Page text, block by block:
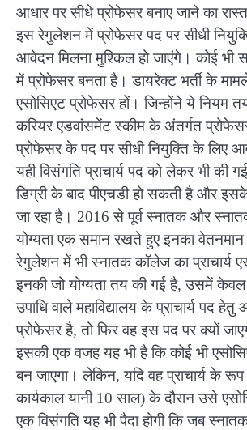
आधार पर सीधे प्रोफेसर बनाए जाने का
इस रेगुलेशन में प्रोफेसर पद पर सीधी
आवेदन मिलना मुश्किल हो जाएंगे। कोई
में प्रोफेसर बनता है। डायरेक्ट भर्ती के
एसोसिएट प्रोफेसर हों। जिन्होंने ये नियम
करियर एडवांसमेंट स्कीम के अंतर्गत
प्रोफेसर के पद पर सीधी नियुक्ति के लिए
यही विसंगति प्राचार्य पद को लेकर भी
डिग्री के बाद पीएचडी हो सकती है और
जा रहा है। 2016 से पूर्व स्नातक और
योग्यता एक समान रखते हुए इनका वेतनमान
रेगुलेशन में भी स्नातक कॉलेज का प्राचार्य
इनकी जो योग्यता तय की गई है, उसमें केवल
उपाधि वाले महाविद्यालय के प्राचार्य पद
प्रोफेसर है, तो फिर वह इस पद पर क्यों
इसकी एक वजह यह भी है कि कोई भी
बन जाएगा। लेकिन, यदि वह प्राचार्य के
कार्यकाल यानी 10 साल) के दौरान उसे
एक विसंगति यह भी पैदा होगी कि जब